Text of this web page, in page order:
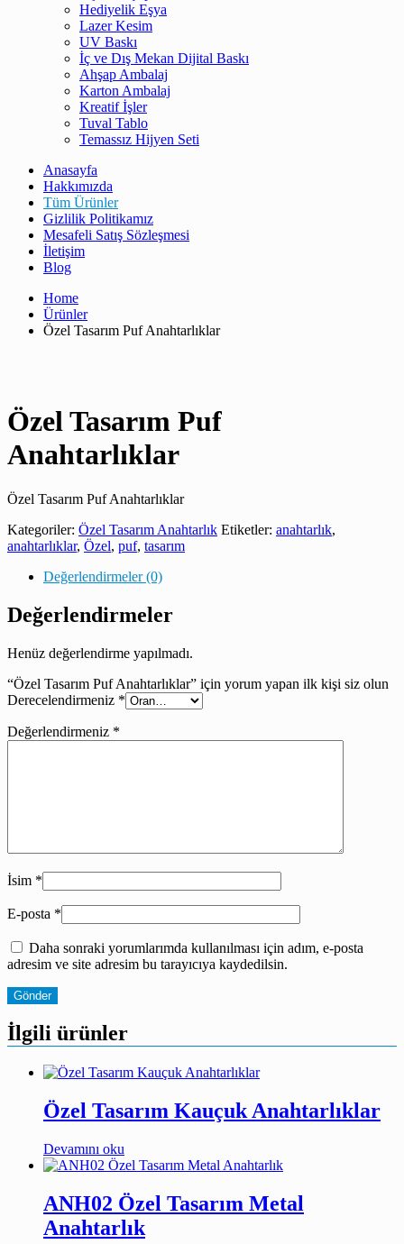
Hediyelik Eşya
Lazer Kesim
UV Baskı
İç ve Dış Mekan Dijital Baskı
Ahşap Ambalaj
Karton Ambalaj
Kreatif İşler
Tuval Tablo
Temassız Hijyen Seti
Anasayfa
Hakkımızda
Tüm Ürünler
Gizlilik Politikamız
Mesafeli Satış Sözleşmesi
İletişim
Blog
Home
Ürünler
Özel Tasarım Puf Anahtarlıklar
Özel Tasarım Puf
Anahtarlıklar
Özel Tasarım Puf Anahtarlıklar
Kategoriler: Özel Tasarım Anahtarlık Etiketler: anahtarlık,
anahtarlıklar, Özel, puf, tasarım
Değerlendirmeler (0)
Değerlendirmeler
Henüz değerlendirme yapılmadı.
“Özel Tasarım Puf Anahtarlıklar” için yorum yapan ilk kişi siz olun
Derecelendirmeniz *
Değerlendirmeniz *
İsim *
E-posta *
Daha sonraki yorumlarımda kullanılması için adım, e-posta
adresim ve site adresim bu tarayıcıya kaydedilsin.
İlgili ürünler
Özel Tasarım Kauçuk Anahtarlıklar
Devamını oku
ANH02 Özel Tasarım Metal
Anahtarlık